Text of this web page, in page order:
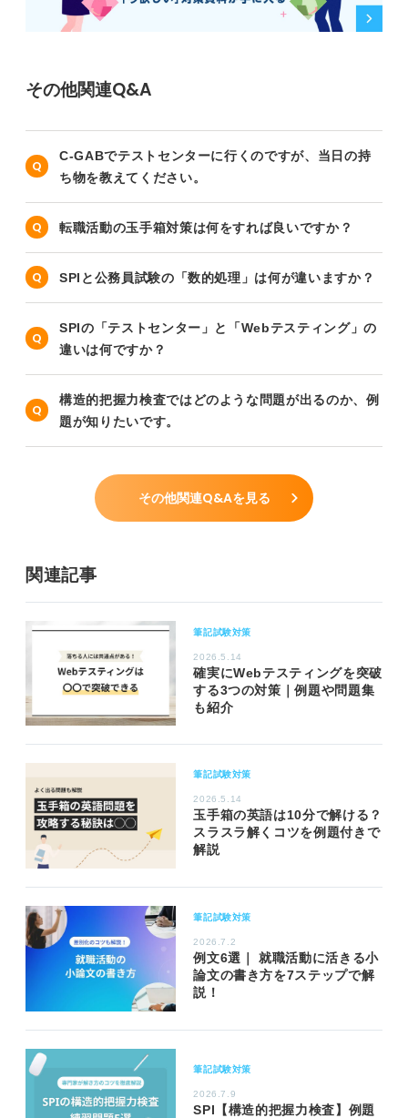
その他関連Q&A
C-GABでテストセンターに行くのですが、当日の持
ち物を教えてください。
転職活動の玉手箱対策は何をすれば良いですか？
SPIと公務員試験の「数的処理」は何が違いますか？
SPIの「テストセンター」と「Webテスティング」の
違いは何ですか？
構造的把握力検査ではどのような問題が出るのか、例
題が知りたいです。
その他関連Q&Aを見る
関連記事
筆記試験対策
2026.5.14
確実にWebテスティングを突破
する3つの対策｜例題や問題集
も紹介
筆記試験対策
2026.5.14
玉手箱の英語は10分で解ける？
スラスラ解くコツを例題付きで
解説
筆記試験対策
2026.7.2
例文6選｜ 就職活動に活きる小
論文の書き方を7ステップで解
説！
筆記試験対策
2026.7.9
SPI【構造的把握力検査】例題